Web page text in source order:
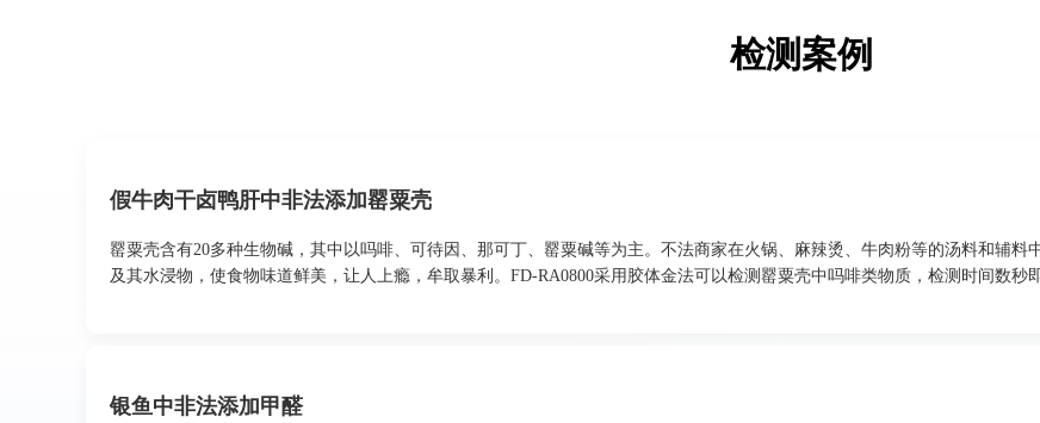
检测案例
假牛肉干卤鸭肝中非法添加罂粟壳
罂粟壳含有20多种生物碱，其中以吗啡、可待因、那可丁、罂粟碱等为主。不法商家在火锅、麻辣烫、牛肉粉等的汤料和辅料
及其水浸物，使食物味道鲜美，让人上瘾，牟取暴利。FD-RA0800采用胶体金法可以检测罂粟壳中吗啡类物质，检测时间数秒
银鱼中非法添加甲醛